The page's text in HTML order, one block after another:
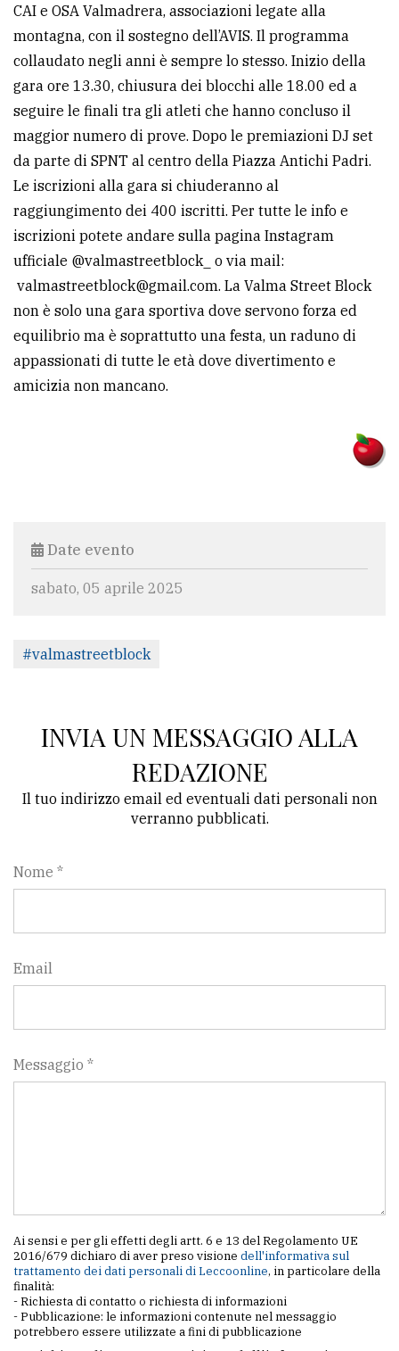
PRIVACY
Privacy
policy
Cookie
policy
CAI e OSA Valmadrera, associazioni legate alla
montagna, con il sostegno dell’AVIS. Il programma
collaudato negli anni è sempre lo stesso. Inizio della
gara ore 13.30, chiusura dei blocchi alle 18.00 ed a
seguire le finali tra gli atleti che hanno concluso il
maggior numero di prove. Dopo le premiazioni DJ set
da parte di SPNT al centro della Piazza Antichi Padri.
Le iscrizioni alla gara si chiuderanno al
raggiungimento dei 400 iscritti. Per tutte le info e
iscrizioni potete andare sulla pagina Instagram
ufficiale @valmastreetblock_ o via mail:
valmastreetblock@gmail.com. La Valma Street Block
non è solo una gara sportiva dove servono forza ed
equilibrio ma è soprattutto una festa, un raduno di
appassionati di tutte le età dove divertimento e
amicizia non mancano.
Date evento
sabato, 05 aprile 2025
#valmastreetblock
INVIA UN MESSAGGIO ALLA
REDAZIONE
Il tuo indirizzo email ed eventuali dati personali non
verranno pubblicati.
Nome *
Email
Messaggio *
Ai sensi e per gli effetti degli artt. 6 e 13 del Regolamento UE
2016/679 dichiaro di aver preso visione dell'informativa sul
trattamento dei dati personali di Leccoonline, in particolare della
finalità:
- Richiesta di contatto o richiesta di informazioni
- Pubblicazione: le informazioni contenute nel messaggio
potrebbero essere utilizzate a fini di pubblicazione